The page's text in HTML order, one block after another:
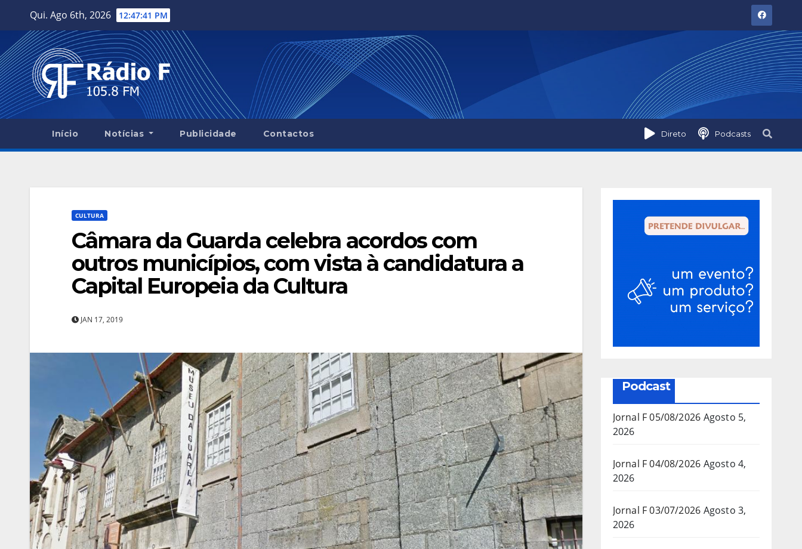
content
Qui. Ago 6th, 2026 12:47:42 PM
Direto Podcasts
Início Notícias Publicidade Contactos
CULTURA
Câmara da Guarda celebra acordos com
outros municípios, com vista à candidatura a
Capital Europeia da Cultura
JAN 17, 2019
Podcast
Jornal F 05/08/2026 Agosto 5,
2026
Jornal F 04/08/2026 Agosto 4,
2026
Jornal F 03/07/2026 Agosto 3,
2026